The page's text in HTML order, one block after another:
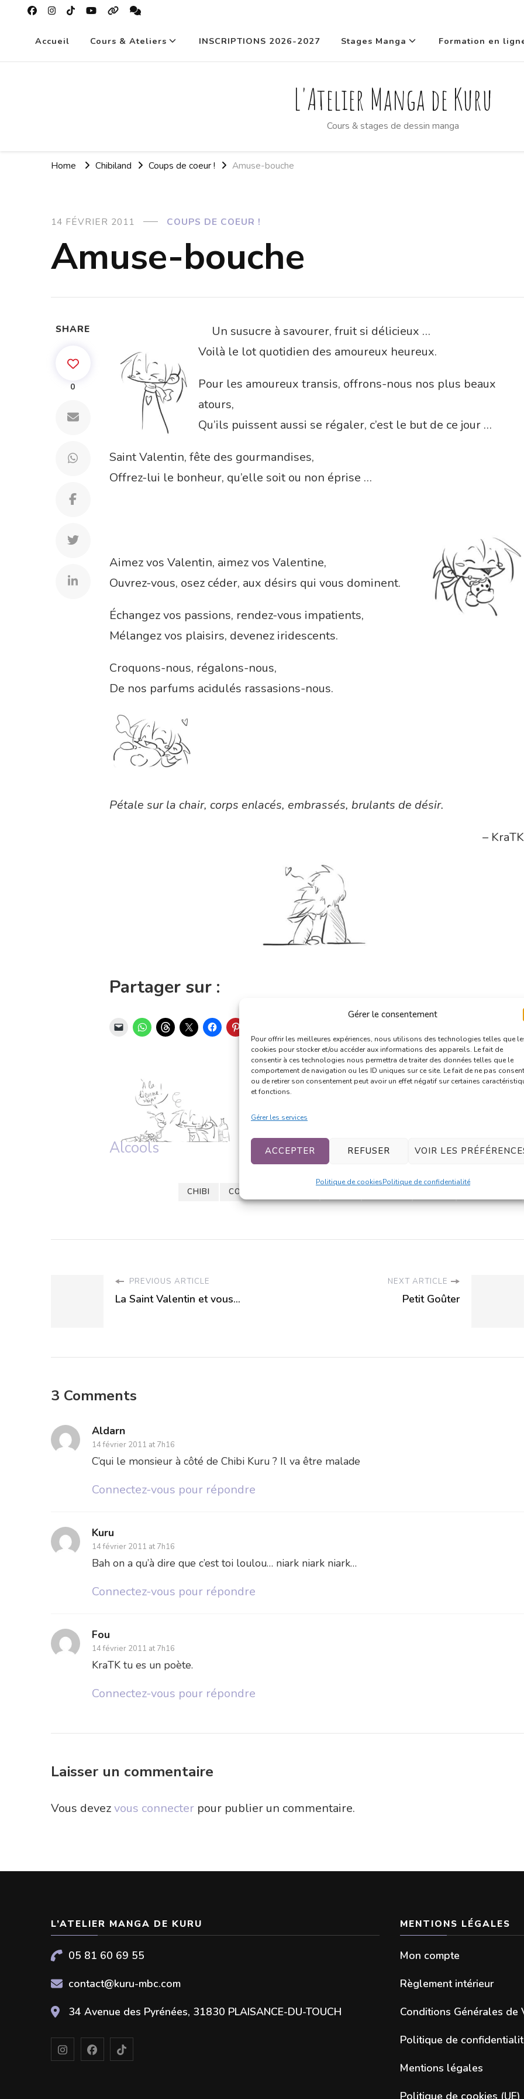
Gérer le consentement
Pour offrir les meilleures expériences, nous utilisons des technologies telles que
cookies pour stocker et/ou accéder aux informations des appareils. Le fait de
consentir à ces technologies nous permettra de traiter des données telles que le
comportement de navigation ou les ID uniques sur ce site. Le fait de ne pas
ou de retirer son consentement peut avoir un effet négatif sur certaines
et fonctions.
Gérer les services
ACCEPTER REFUSER VOIR LES
Politique de cookiesPolitique de confidentialité
Accueil Cours & Ateliers INSCRIPTIONS 2026-2027 Stages Manga Formation en
L'Atelier Manga de Kuru
Cours & stages de dessin manga
Home Chibiland Coups de coeur ! Amuse-bouche
14 FÉVRIER 2011 COUPS DE COEUR !
Amuse-bouche
SHARE
0
Un susucre à savourer, fruit si délicieux …
Voilà le lot quotidien des amoureux heureux.
Pour les amoureux transis, offrons-nous nos plus beaux
atours,
Qu’ils puissent aussi se régaler, c’est le but de ce jour …
Saint Valentin, fête des gourmandises,
Offrez-lui le bonheur, qu’elle soit ou non éprise …
Aimez vos Valentin, aimez vos Valentine,
Ouvrez-vous, osez céder, aux désirs qui vous dominent.
Échangez vos passions, rendez-vous impatients,
Mélangez vos plaisirs, devenez iridescents.
Croquons-nous, régalons-nous,
De nos parfums acidulés rassasions-nous.
Pétale sur la chair, corps enlacés, embrassés, brulants de désir.
– KraTK
Partager sur :
Alcools St Valentin…
La Saint Valentin
et vous…
CHIBI COUPS DE COEUR !
PREVIOUS ARTICLE
La Saint Valentin et vous...
NEXT ARTICLE
Petit Goûter
3 Comments
Aldarn
14 février 2011 at 7h16
C’qui le monsieur à côté de Chibi Kuru ? Il va être malade
Connectez-vous pour répondre
Kuru
14 février 2011 at 7h16
Bah on a qu’à dire que c’est toi loulou… niark niark niark…
Connectez-vous pour répondre
Fou
14 février 2011 at 7h16
KraTK tu es un poète.
Connectez-vous pour répondre
Laisser un commentaire
Vous devezvous connecter pour publier un commentaire.
L’ATELIER MANGA DE KURU
05 81 60 69 55
contact@kuru-mbc.com
34 Avenue des Pyrénées, 31830 PLAISANCE-DU-TOUCH
MENTIONS LÉGALES
Mon compte
Règlement intérieur
Conditions Générales de
Politique de
Mentions légales